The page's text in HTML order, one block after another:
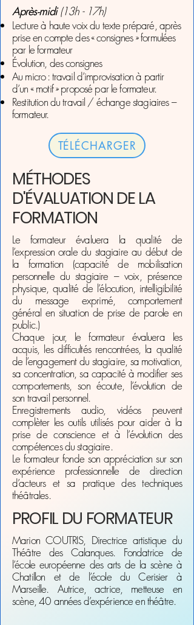
Après-midi(13h - 17h)
Lecture à haute voix du texte préparé, après
prise en compte des « consignes » formulées
par le formateur
Évolution, des consignes
Au micro : travail d’improvisation à partir
d’un « motif » proposé par le formateur.
Restitution du travail / échange stagiaires –
formateur.
TÉLÉCHARGER
MÉTHODES
D'ÉVALUATION DE LA
FORMATION
Le formateur évaluera la qualité de
l’expression orale du stagiaire au début de
la formation (capacité de mobilisation
personnelle du stagiaire – voix, présence
physique, qualité de l’élocution, intelligibilité
du message exprimé, comportement
général en situation de prise de parole en
public.)
Chaque jour, le formateur évaluera les
acquis, les difficultés rencontrées, la qualité
de l’engagement du stagiaire, sa motivation,
sa concentration, sa capacité à modifier ses
comportements, son écoute, l’évolution de
son travail personnel.
Enregistrements audio, vidéos peuvent
complèter les outils utilisés pour aider à la
prise de conscience et à l’évolution des
compétences du stagiaire.
Le formateur fonde son appréciation sur son
expérience professionnelle de direction
d’acteurs et sa pratique des techniques
théâtrales.
PROFIL DU FORMATEUR
Marion COUTRIS, Directrice artistique du
Théâtre des Calanques. Fondatrice de
l’école européenne des arts de la scène à
Chatillon et de l’école du Cerisier à
Marseille. Autrice, actrice, metteuse en
scène, 40 années d’expérience en théâtre.